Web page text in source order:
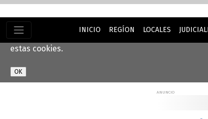
Este sitio web utiliza cookies para ayudarnos a
estas cookies.
INICIO REGÍON LOCALES